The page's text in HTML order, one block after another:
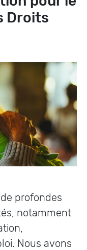
Droits
profondes
notamment
Nous avons